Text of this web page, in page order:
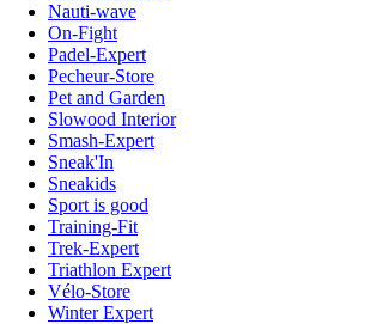
Nauti-wave
On-Fight
Padel-Expert
Pecheur-Store
Pet and Garden
Slowood Interior
Smash-Expert
Sneak'In
Sneakids
Sport is good
Training-Fit
Trek-Expert
Triathlon Expert
Vélo-Store
Winter Expert